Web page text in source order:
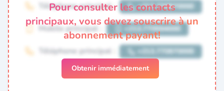
Pour consulter les contacts
principaux, vous devez souscrire à un
abonnement payant!
Obtenir immédiatement